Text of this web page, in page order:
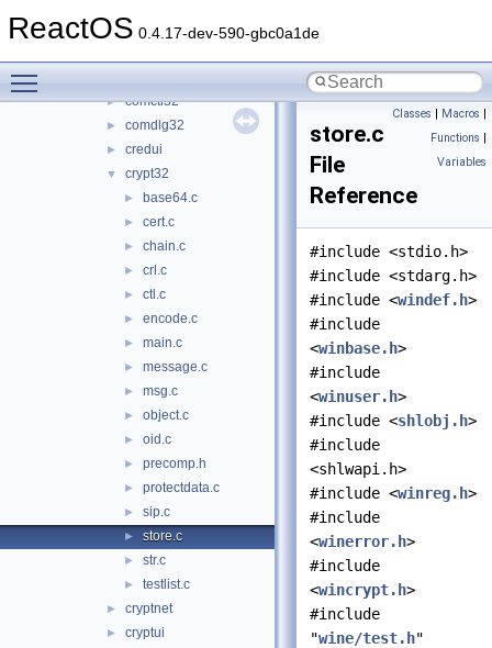
ReactOS 0.4.17-dev-590-gbc0a1de
► cmd
► comctl32
► comdlg32
► credui
▼ crypt32
► base64.c
► cert.c
► chain.c
► crl.c
► ctl.c
► encode.c
► main.c
► message.c
► msg.c
► object.c
► oid.c
► precomp.h
► protectdata.c
► sip.c
► store.c
► str.c
► testlist.c
► cryptnet
► cryptui
Classes | Macros |
Functions |
Variables
store.c
File
Reference
#include <stdio.h>
#include <stdarg.h>
#include <windef.h>
#include
<winbase.h>
#include
<winuser.h>
#include <shlobj.h>
#include
<shlwapi.h>
#include <winreg.h>
#include
<winerror.h>
#include
<wincrypt.h>
#include
"wine/test.h"